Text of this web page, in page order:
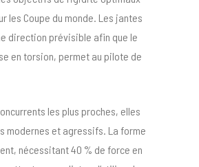
Coupe du monde. Les jantes
direction prévisible afin que le
en torsion, permet au pilote de
concurrents les plus proches, elles
modernes et agressifs. La forme
nécessitant 40 % de force en